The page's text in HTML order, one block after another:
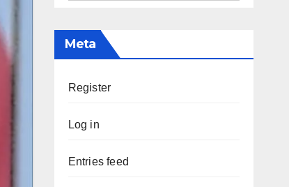
Meta
Register
Log in
Entries feed